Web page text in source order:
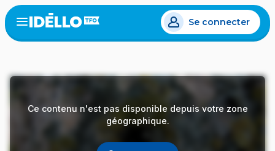
Aller
au
contenu
Open
menu
Se connecter
Ce contenu n'est pas disponible depuis votre zone
géographique.